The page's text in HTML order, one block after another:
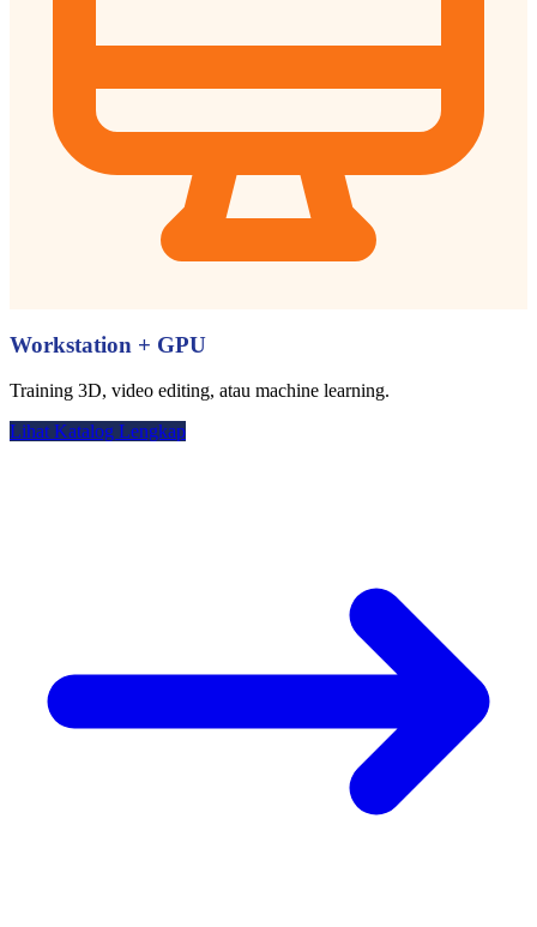
Workstation + GPU
Training 3D, video editing, atau machine learning.
Lihat Katalog Lengkap